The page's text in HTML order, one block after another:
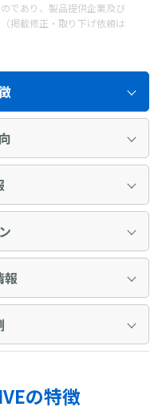
であり、製品提供企業及び
掲載修正・取り下げ依頼は
報
の特徴